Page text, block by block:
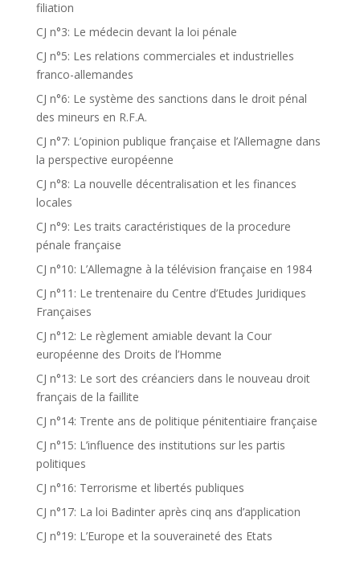
filiation
CJ n°3: Le médecin devant la loi pénale
CJ n°5: Les relations commerciales et industrielles
franco-allemandes
CJ n°6: Le système des sanctions dans le droit pénal
des mineurs en R.F.A.
CJ n°7: L’opinion publique française et l’Allemagne dans
la perspective européenne
CJ n°8: La nouvelle décentralisation et les finances
locales
CJ n°9: Les traits caractéristiques de la procedure
pénale française
CJ n°10: L’Allemagne à la télévision française en 1984
CJ n°11: Le trentenaire du Centre d’Etudes Juridiques
Françaises
CJ n°12: Le règlement amiable devant la Cour
européenne des Droits de l’Homme
CJ n°13: Le sort des créanciers dans le nouveau droit
français de la faillite
CJ n°14: Trente ans de politique pénitentiaire française
CJ n°15: L’influence des institutions sur les partis
politiques
CJ n°16: Terrorisme et libertés publiques
CJ n°17: La loi Badinter après cinq ans d’application
CJ n°19: L’Europe et la souveraineté des Etats